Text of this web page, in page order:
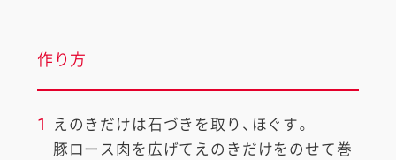
作り方
1
えのきだけは石づきを取り、ほぐす。
豚ロース肉を広げてえのきだけをのせて巻